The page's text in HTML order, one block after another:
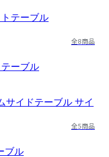
全8商品
テーブル
全5商品
ブル